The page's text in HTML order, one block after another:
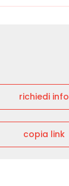
richiedi info
copia link